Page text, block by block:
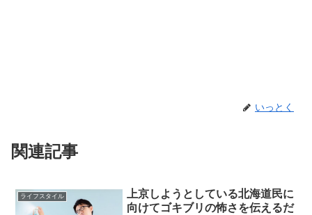
いっとく
関連記事
ライフスタイル
上京しようとしている北海道民に
向けてゴキブリの怖さを伝えるだ